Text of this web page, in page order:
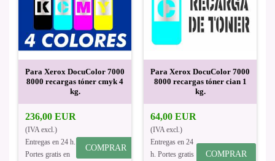
Para Xerox DocuColor 7000
8000 recargas tóner cmyk 4
kg.
236,00 EUR
(IVA excl.)
Entregas en 24 h.
Portes gratis en
COMPRAR
Para Xerox DocuColor 7000
8000 recargas tóner cian 1
kg.
64,00 EUR
(IVA excl.)
Entregas en 24
h. Portes gratis
COMPRAR